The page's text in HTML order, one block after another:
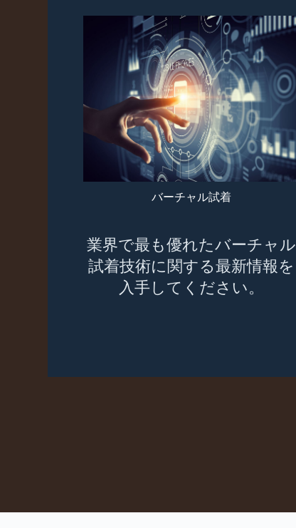
バーチャル試着
業界で最も優れたバーチャル
試着技術に関する最新情報を
入手してください。